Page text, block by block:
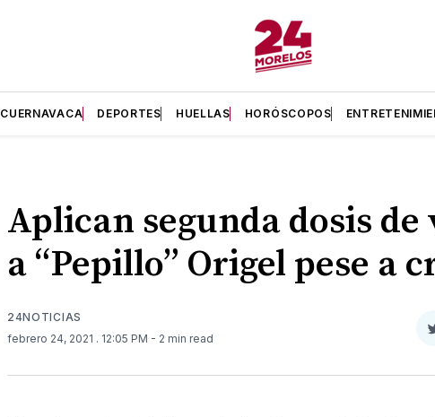
CUERNAVACA DEPORTES HUELLAS HORÓSCOPOS
Aplican segunda dosis de
a “Pepillo” Origel pese a
24NOTICIAS
febrero 24, 2021 . 12:05 PM - 2 min read